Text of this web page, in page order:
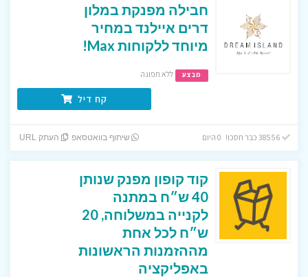
חבילה מפנקת במלון
דרים איילנד במחיר
מיוחד ללקוחות Max!
מבצע ללא תפוגה
קח דיל
38556 כבר חסכו! 0 היום שיתוף בוואטסאפ העתק URL
קוד קופון מפנק שנותן
40 ש״ח במתנה
לקנייה במשלוחה, 20
ש״ח לכל אחת
מההזמנות הראשונות
באפליקציה